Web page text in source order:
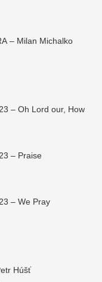
– Milan Michalko
– Oh Lord our, How
– Praise
– We Pray
Húšť